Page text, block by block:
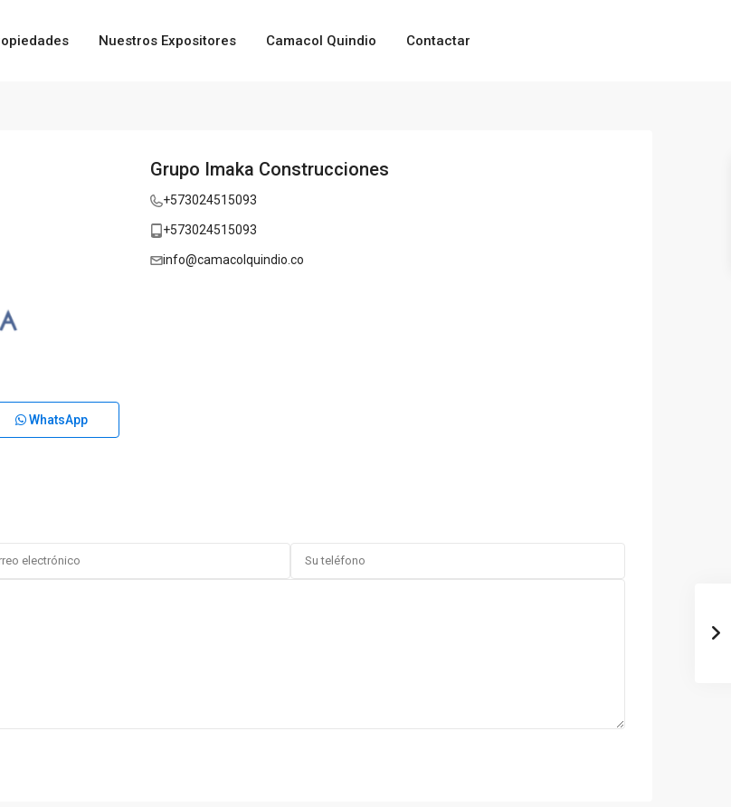
Nuestros Expositores Camacol Quindio Contactar
Grupo Imaka Construcciones
+573024515093
+573024515093
info@camacolquindio.co
WhatsApp